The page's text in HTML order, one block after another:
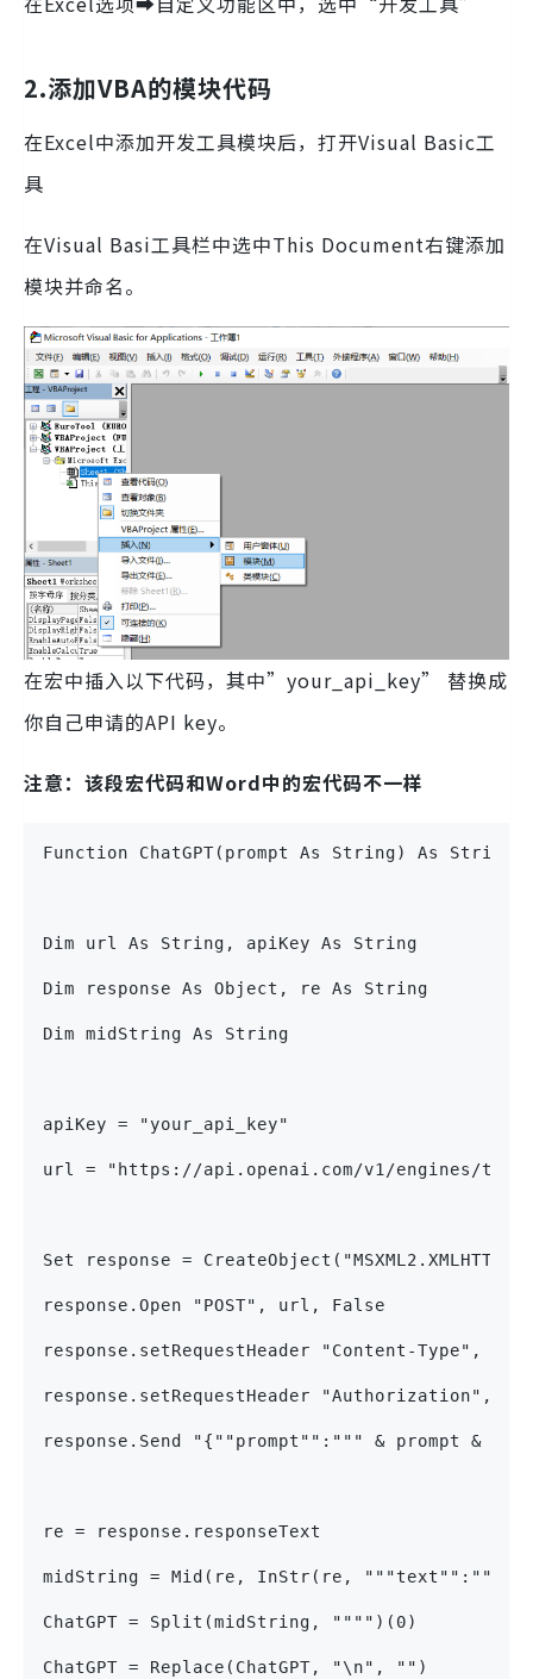
2.添加VBA的模块代码
在Excel中添加开发工具模块后，打开Visual Basic工
具
在Visual Basi工具栏中选中This Document右键添加
模块并命名。
在宏中插入以下代码，其中”your_api_key” 替换成
你自己申请的API key。
注意：该段宏代码和Word中的宏代码不一样
Function ChatGPT(prompt As String) As String
Dim url As String, apiKey As String
Dim response As Object, re As String
Dim midString As String
apiKey = "your_api_key"
url = "https://api.openai.com/v1/engines/text-
Set response = CreateObject("MSXML2.XMLHTTP")
response.Open "POST", url, False
response.setRequestHeader "Content-Type",
response.setRequestHeader "Authorization",
response.Send "{""prompt"":""" & prompt &
re = response.responseText
midString = Mid(re, InStr(re, """text"":""")
ChatGPT = Split(midString, """")(0)
ChatGPT = Replace(ChatGPT, "\n", "")